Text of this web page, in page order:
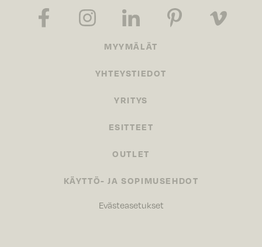
MYYMÄLÄT
YHTEYSTIEDOT
YRITYS
ESITTEET
OUTLET
KÄYTTÖ- JA SOPIMUSEHDOT
Evästeasetukset